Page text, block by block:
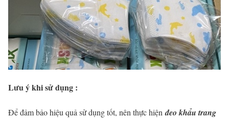
Lưu ý khi sử dụng :
Để đảm bảo hiệu quả sử dụng tốt, nên thực hiệnđeo khẩu trang